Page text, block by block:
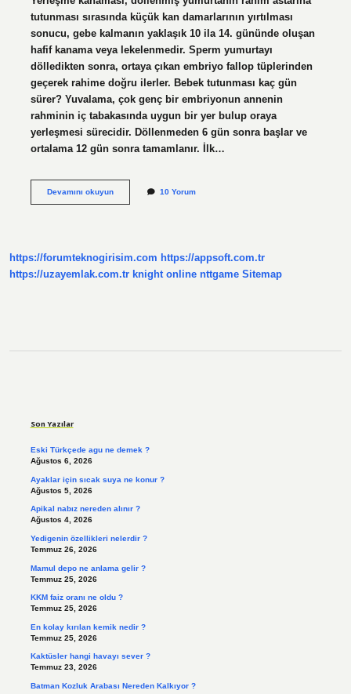
tutunması sırasında küçük kan damarlarının yırtılması
sonucu, gebe kalmanın yaklaşık 10 ila 14. gününde oluşan
hafif kanama veya lekelenmedir. Sperm yumurtayı
dölledikten sonra, ortaya çıkan embriyo fallop tüplerinden
geçerek rahime doğru ilerler. Bebek tutunması kaç gün
sürer? Yuvalama, çok genç bir embriyonun annenin
rahminin iç tabakasında uygun bir yer bulup oraya
yerleşmesi sürecidir. Döllenmeden 6 gün sonra başlar ve
ortalama 12 gün sonra tamamlanır. İlk…
Devamını okuyunBebeğin
10 Yorum
https://forumteknogirisim.com https://appsoft.com.tr
https://uzayemlak.com.tr knight online nttgame Sitemap
Son Yazılar
Eski Türkçede agu ne demek ?
Ağustos 6, 2026
Ayaklar için sıcak suya ne konur ?
Ağustos 5, 2026
Apikal nabız nereden alınır ?
Ağustos 4, 2026
Yedigenin özellikleri nelerdir ?
Temmuz 26, 2026
Mamul depo ne anlama gelir ?
Temmuz 25, 2026
KKM faiz oranı ne oldu ?
Temmuz 25, 2026
En kolay kırılan kemik nedir ?
Temmuz 25, 2026
Kaktüsler hangi havayı sever ?
Temmuz 23, 2026
Batman Kozluk Arabası Nereden Kalkıyor ?